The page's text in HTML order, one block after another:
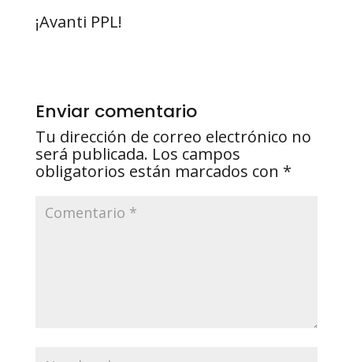
¡Avanti PPL!
Enviar comentario
Tu dirección de correo electrónico no
será publicada. Los campos
obligatorios están marcados con *